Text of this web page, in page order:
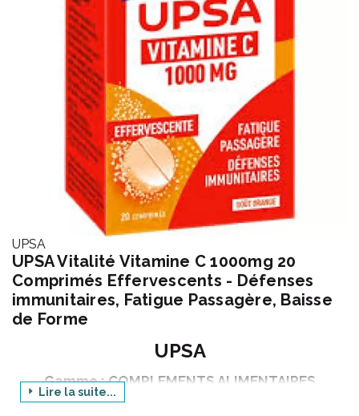
UPSA
UPSA Vitalité Vitamine C 1000mg 20
Comprimés Effervescents - Défenses
immunitaires, Fatigue Passagère, Baisse
de Forme
UPSA
Gamme : COMPLEMENTS ALIMENTAIRES
Produit : VITALITE VITAMINE C 1000 mg
Lire la suite...